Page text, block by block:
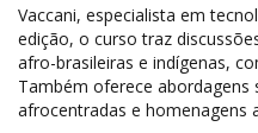
Vaccani, especialista em
edição, o curso traz
afro-brasileiras e indígenas,
Também oferece abordagens
afrocentradas e homenagens